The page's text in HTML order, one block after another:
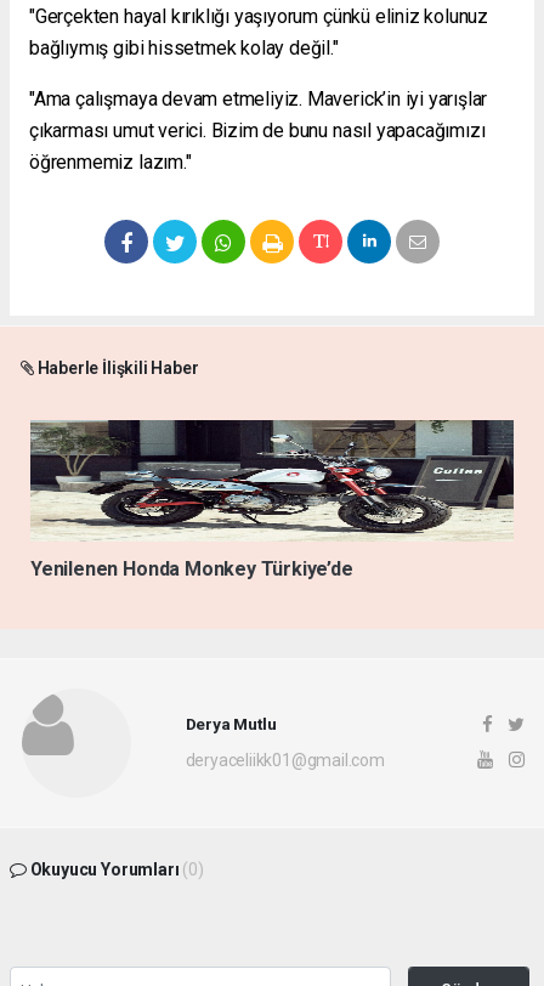
"Gerçekten hayal kırıklığı yaşıyorum çünkü eliniz kolunuz
bağlıymış gibi hissetmek kolay değil."
"Ama çalışmaya devam etmeliyiz. Maverick’in iyi yarışlar
çıkarması umut verici. Bizim de bunu nasıl yapacağımızı
öğrenmemiz lazım."
Haberle İlişkili Haber
Yenilenen Honda Monkey Türkiye’de
Derya Mutlu
deryaceliikk01@gmail.com
Okuyucu Yorumları (0)